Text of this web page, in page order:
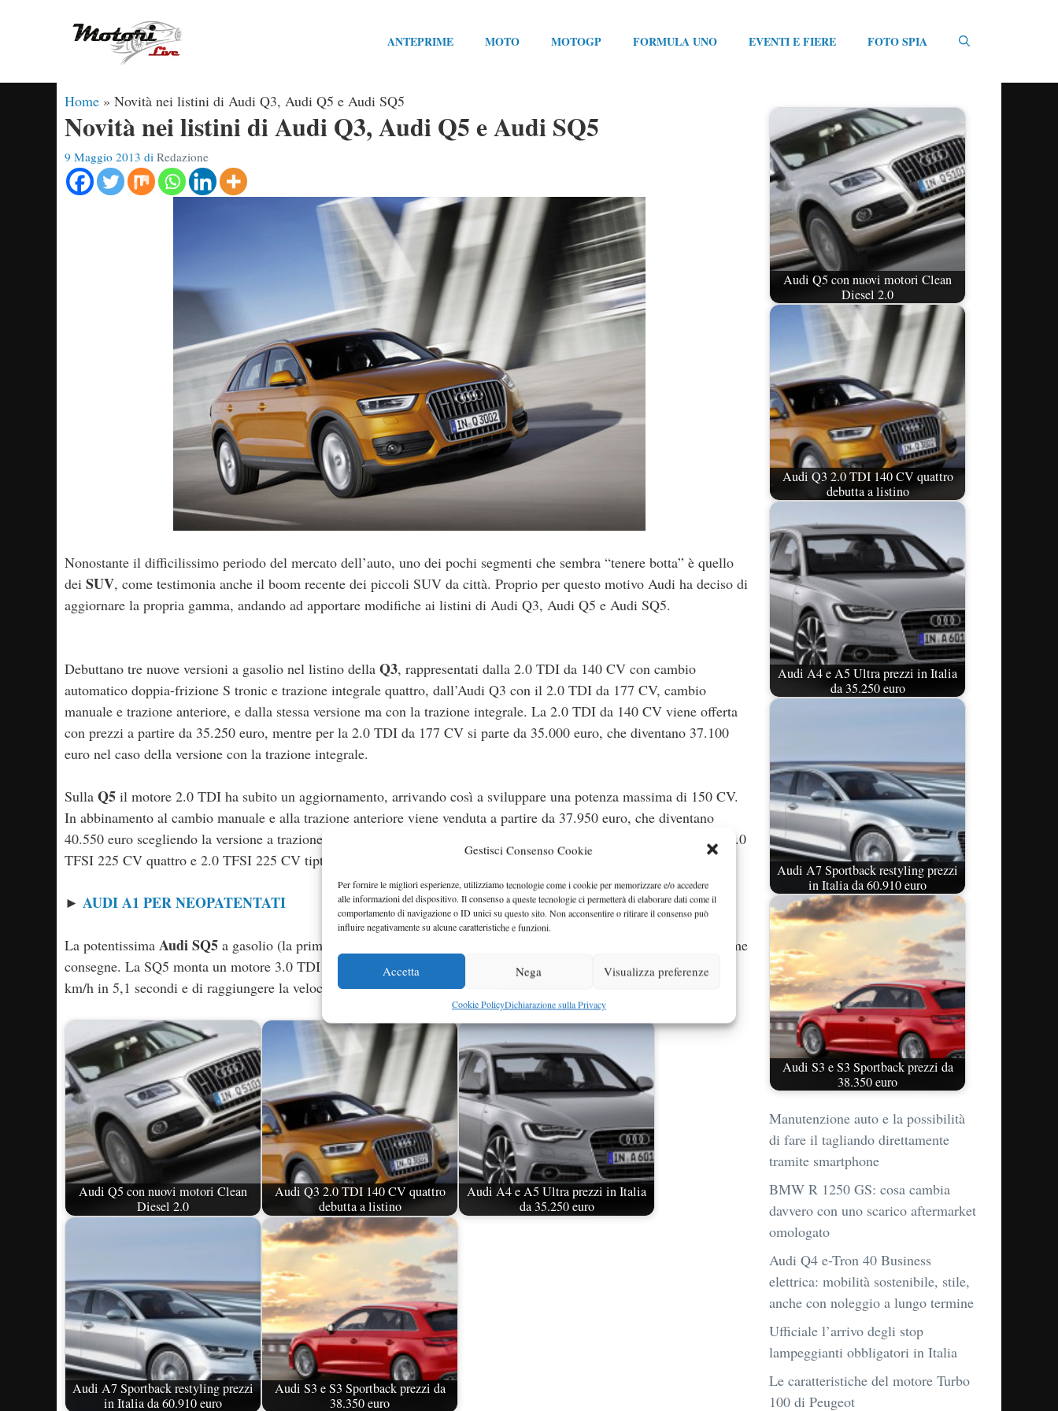
Gestisci Consenso Cookie
Per fornire le migliori esperienze, utilizziamo tecnologie come i cookie per memorizzare e/o accedere
alle informazioni del dispositivo. Il consenso a queste tecnologie ci permetterà di elaborare dati come il
comportamento di navigazione o ID unici su questo sito. Non acconsentire o ritirare il consenso può
influire negativamente su alcune caratteristiche e funzioni.
Accetta Nega Visualizza preferenze
Cookie PolicyDichiarazione sulla Privacy
ANTEPRIME MOTO MOTOGP FORMULA UNO EVENTI E FIERE FOTO SPIA
Home » Novità nei listini di Audi Q3, Audi Q5 e Audi SQ5
Novità nei listini di Audi Q3, Audi Q5 e Audi SQ5
9 Maggio 2013 di Redazione
Nonostante il difficilissimo periodo del mercato dell’auto, uno dei pochi segmenti che sembra “tenere botta” è quello
dei SUV, come testimonia anche il boom recente dei piccoli SUV da città. Proprio per questo motivo Audi ha deciso di
aggiornare la propria gamma, andando ad apportare modifiche ai listini di Audi Q3, Audi Q5 e Audi SQ5.
Debuttano tre nuove versioni a gasolio nel listino della Q3, rappresentati dalla 2.0 TDI da 140 CV con cambio
automatico doppia-frizione S tronic e trazione integrale quattro, dall’Audi Q3 con il 2.0 TDI da 177 CV, cambio
manuale e trazione anteriore, e dalla stessa versione ma con la trazione integrale. La 2.0 TDI da 140 CV viene offerta
con prezzi a partire da 35.250 euro, mentre per la 2.0 TDI da 177 CV si parte da 35.000 euro, che diventano 37.100
euro nel caso della versione con la trazione integrale.
Sulla Q5 il motore 2.0 TDI ha subito un aggiornamento, arrivando così a sviluppare una potenza massima di 150 CV.
In abbinamento al cambio manuale e alla trazione anteriore viene venduta a partire da 37.950 euro, che diventano
40.550 euro scegliendo la versione a trazione integrale. Inoltre sempre sulla Q5, i motori 2.0 TFSI 180 CV quattro, 2.0
TFSI 225 CV quattro e 2.0 TFSI 225 CV tiptronic quattro, ora hanno l’omologazione Euro 6.
► AUDI A1 PER NEOPATENTATI
La potentissima Audi SQ5 a gasolio (la prima Audi S a montare un motore diesel) si appresta a debuttare, con le prime
consegne. La SQ5 monta un motore 3.0 TDI biturbo da 313 CV e 650 Nm, che le permette di accelerare da 0 a 100
km/h in 5,1 secondi e di raggiungere la velocità massima limitata elettronicamente di 250 km/h.
Audi Q5 con nuovi motori Clean
Diesel 2.0
Audi Q3 2.0 TDI 140 CV quattro
debutta a listino
Audi A4 e A5 Ultra prezzi in Italia
da 35.250 euro
Audi A7 Sportback restyling prezzi
in Italia da 60.910 euro
Audi S3 e S3 Sportback prezzi da
38.350 euro
Audi Q5 con nuovi motori Clean
Diesel 2.0
Audi Q3 2.0 TDI 140 CV quattro
debutta a listino
Audi A4 e A5 Ultra prezzi in Italia
da 35.250 euro
Audi A7 Sportback restyling prezzi
in Italia da 60.910 euro
Audi S3 e S3 Sportback prezzi da
38.350 euro
Manutenzione auto e la possibilità
di fare il tagliando direttamente
tramite smartphone
BMW R 1250 GS: cosa cambia
davvero con uno scarico aftermarket
omologato
Audi Q4 e-Tron 40 Business
elettrica: mobilità sostenibile, stile,
anche con noleggio a lungo termine
Ufficiale l’arrivo degli stop
lampeggianti obbligatori in Italia
Le caratteristiche del motore Turbo
100 di Peugeot